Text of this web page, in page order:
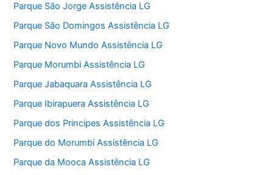
Parque São Jorge Assistência LG
Parque São Domingos Assistência LG
Parque Novo Mundo Assistência LG
Parque Morumbi Assistência LG
Parque Jabaquara Assistência LG
Parque Ibirapuera Assistência LG
Parque dos Principes Assistência LG
Parque do Morumbi Assistência LG
Parque da Mooca Assistência LG